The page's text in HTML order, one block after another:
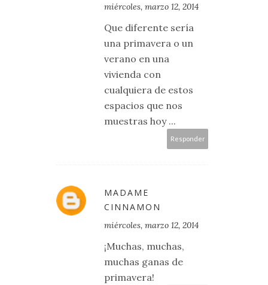
miércoles, marzo 12, 2014
Que diferente sería
una primavera o un
verano en una
vivienda con
cualquiera de estos
espacios que nos
muestras hoy ...
Responder
MADAME
CINNAMON
miércoles, marzo 12, 2014
¡Muchas, muchas,
muchas ganas de
primavera!